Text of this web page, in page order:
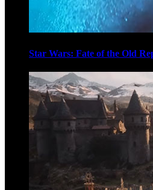
Star Wars: Fate of the Old